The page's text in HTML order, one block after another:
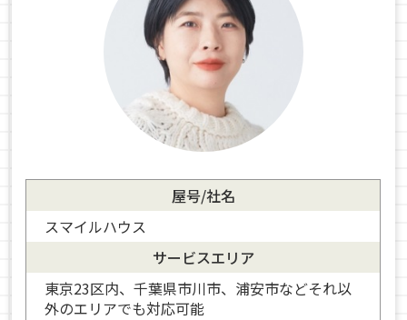
屋号/社名
スマイルハウス
サービスエリア
東京23区内、千葉県市川市、浦安市などそれ以
外のエリアでも対応可能